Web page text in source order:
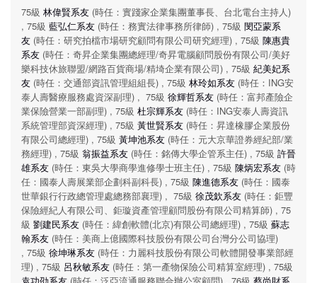
75級 林偉賢系友 (時任：實踐家企業集團董事長、台北電台主持人)
, 75級 藍弘仁系友 (時任：務實法律事務所律師) , 75級 閔亞蒙系
友 (時任：研究拍檔市場研究顧問有限公司研究經理) , 75級 陳惠貴
系友 (時任：奇昇企業集團總經理/奇昇電腦顧問股份有限公司/美好
樂科技休旅聯盟/網路百貨商場/精埼企業有限公司) , 75級 紀美妃系
友 (時任：交通部資訊管理組組長) , 75級 林玲如系友 (時任：ING安
泰人壽醫療服務處資深副理) , 75級 徐輝哲系友 (時任：富邦產險企
業保險營業一部副理) , 75級 杜宗輝系友 (時任：ING安泰人壽資訊
系統管理部資深經理) , 75級 黃世賢系友 (時任：昇達橡膠企業股份
有限公司總經理) , 75級 黃坤池系友 (時任：元大京華證券經紀部/業
務經理) , 75級 翁振益系友 (時任：銘傳大學企管系主任) , 75級 許晉
雄系友 (時任：東吳大學商學進修學士班主任) , 75級 陳炳宏系友 (時
任：國泰人壽展業部企劃科副科長) , 75級 陳進德系友 (時任：國泰
世華銀行行政總管理處總務部襄理) , 75級 徐茂欽系友 (時任：鉅豐
保險經紀人有限公司、鉅璇資產管理顧問股份有限公司精算師) , 75
級 劉建民系友 (時任：緯創軟體(北京)有限公司總經理) , 75級 蘇志
翰系友 (時任：美商上億國際科技股份有限公司台灣分公司協理)
, 75級 徐坤琳系友 (時任：力麗科技股份有限公司軟體開發事業部經
理) , 75級 呂秋敏系友 (時任：第一產物保險公司精算室經理) , 75級